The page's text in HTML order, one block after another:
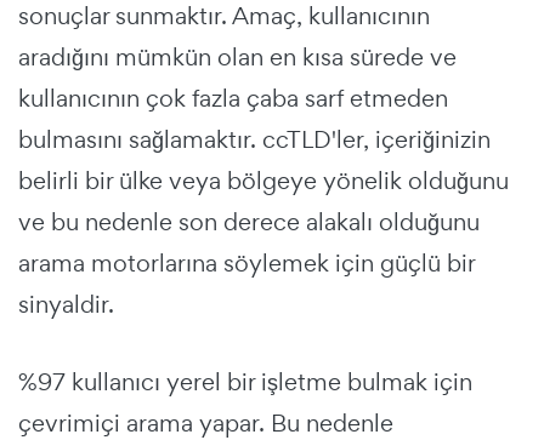
sonuçlar sunmaktır. Amaç, kullanıcının
aradığını mümkün olan en kısa sürede ve
kullanıcının çok fazla çaba sarf etmeden
bulmasını sağlamaktır. ccTLD'ler, içeriğinizin
belirli bir ülke veya bölgeye yönelik olduğunu
ve bu nedenle son derece alakalı olduğunu
arama motorlarına söylemek için güçlü bir
sinyaldir.
%97 kullanıcı yerel bir işletme bulmak için
çevrimiçi arama yapar. Bu nedenle